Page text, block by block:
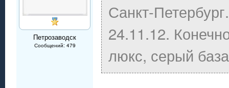
Петрозаводск
Сообщений: 479
Санкт-
24.11.12.
люкс, серый